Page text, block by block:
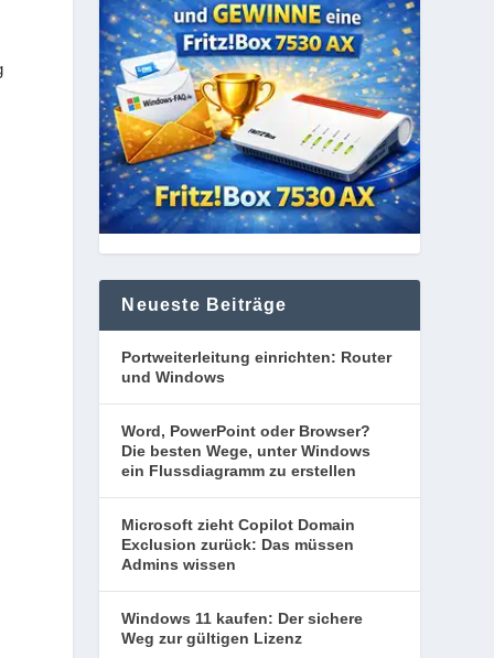
Neueste Beiträge
Portweiterleitung einrichten: Router
und Windows
Word, PowerPoint oder Browser?
Die besten Wege, unter Windows
ein Flussdiagramm zu erstellen
Microsoft zieht Copilot Domain
Exclusion zurück: Das müssen
Admins wissen
Windows 11 kaufen: Der sichere
Weg zur gültigen Lizenz